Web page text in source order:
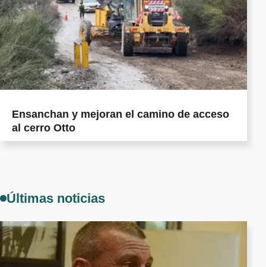
Ensanchan y mejoran el camino de acceso
al cerro Otto
Últimas noticias